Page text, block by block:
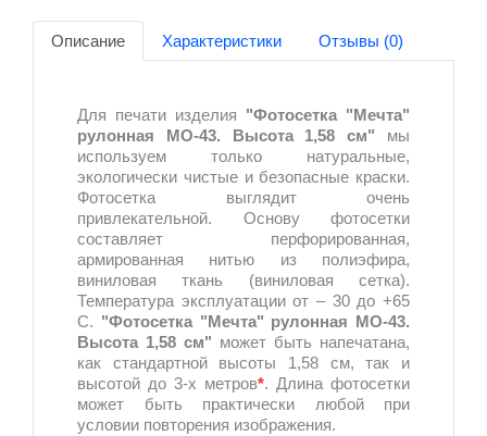
Описание Характеристики Отзывы (0)
Для печати изделия "Фотосетка "Мечта"
рулонная МО-43. Высота 1,58 см" мы
используем только натуральные,
экологически чистые и безопасные краски.
Фотосетка выглядит очень
привлекательной. Основу фотосетки
составляет перфорированная,
армированная нитью из полиэфира,
виниловая ткань (виниловая сетка).
Температура эксплуатации от – 30 до +65
С. "Фотосетка "Мечта" рулонная МО-43.
Высота 1,58 см" может быть напечатана,
как стандартной высоты 1,58 см, так и
высотой до 3-х метров*. Длина фотосетки
может быть практически любой при
условии повторения изображения.